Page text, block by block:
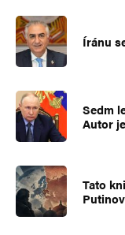
Íránu
Sedm
Autor
Tato